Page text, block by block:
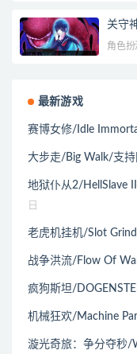
关守
角色扮
最新游戏
赛博女修/Idle
大步走/Big Walk/支
地狱仆从2/HellSlave
日
老虎机挂机/Slot Grind
战争洪流/Flow Of
疯狗斯坦/
机械狂欢/Machine
漩光奇旅：争分夺秒/